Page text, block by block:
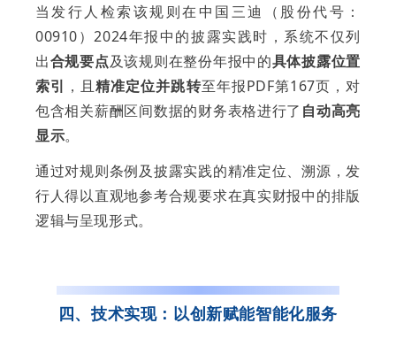
当发行人检索该规则在中国三迪（股份代号：
00910）2024年报中的披露实践时，系统不仅列
出合规要点及该规则在整份年报中的具体披露位置
索引 ，且精准定位并跳转至年报PDF第167页，对
包含相关薪酬区间数据的财务表格进行了 自动高亮
显示。
通过对规则条例及披露实践的精准定位、溯源，发
行人得以直观地参考合规要求在真实财报中的排版
逻辑与呈现形式。
四、技术实现：以创新赋能智能化服务